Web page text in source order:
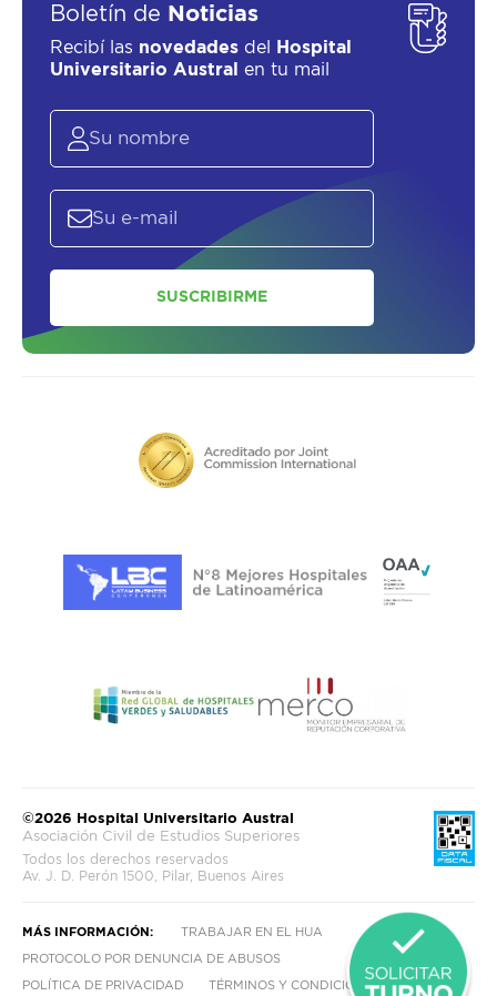
Boletín de Noticias
Recibí las novedades del
Hospital
Universitario Austral
en tu mail
SUSCRIBIRME
©2026 Hospital Universitario Austral
Asociación Civil de Estudios Superiores
Todos los derechos reservados
Av. J. D. Perón 1500, Pilar, Buenos Aires
MÁS INFORMACIÓN: TRABAJAR EN EL HUA
PROTOCOLO POR DENUNCIA DE ABUSOS
POLÍTICA DE PRIVACIDAD TÉRMINOS Y CONDICIONES